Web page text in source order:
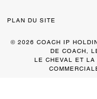
PLAN DU SITE
© 2026 COACH IP
DE COACH,
LE CHEVAL ET LA